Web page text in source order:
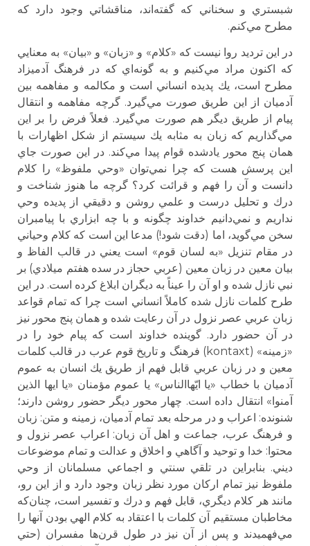
شبستري و سخناني كه گفته‌اند، مناقشاتي وجود دارد كه
مطرح مي‌كنم.
در اين ترديد روا نيست كه «كلام» و «زبان» و «بيان» به معنايي
كه اكنون مراد مي‌كنيم و به گونه‌اي كه در فرهنگ آدميزاد
مطرح است، يك پديده انساني است و مكالمه و مفاهمه بين
آدميان از اين طريق صورت مي‌گيرد. گرچه مفاهمه و انتقال
پيام از طريق ديگر هم صورت مي‌گيرد. فعلاً فرض را بر اين
مي‌گذاريم كه زبان به مثابه يك سيستم از شكل اظهارات با
همان پنج محور يادشده قوام پيدا مي‌كند. در اين صورت جاي
اين پرسش هست كه چرا نمي‌توان «وحي ملفوظ» را كلام
دانست و آن را فهم و قرائت كرد؟ گرچه ما هنوز شناخت و
درك و تحليل درست و علمي روشن و دقيقي از پديده وحي
نداريم و نمي‌دانيم خداوند چگونه و با چه ابزاري با پيامبران
سخن مي‌گويد، اما (دقت شود!) مدعا اين است كه كلام وحياني
در مقام تنزيل «به لسان قوم» است يعني در قالب الفاظ و
بيان معين در زبان معين (عربي حجاز در سده هفتم ميلادي) بر
نبي نازل شده و او آن را عيناً به ديگران ابلاغ كرده است. در اين
طرح كلمات نازل شده كاملاً انساني است چرا كه تمام قواعد
زبان عربي عصر نزول در آن رعايت شده و همان پنج محور نيز
در آن حضور دارد. گوينده خداوند است كه پيام خود را در
«زمينه» (kontaxt) فرهنگ و تاريخ قوم عرب در قالب كلمات
معين و در زبان عربي قابل فهم از طريق يك انسان به عموم
آدميان با خطاب «يا ايّهاالناس» يا عموم مؤمنان «يا ايها الذين
آمنوا» انتقال داده است. چهار محور ديگر حضور روشن دارند؛
شنونده: اعراب و در مرحله بعد تمام آدميان، زمينه و متن: زبان
و فرهنگ عرب، جماعت و اهل آن زبان: اعراب عصر نزول و
محتوا: خدا و توحيد و آگاهي و اخلاق و عدالت و تمام موضوعات
ديني. بنابراين در تلقي سنتي و اجماعي مسلمانان از وحي
ملفوظ نيز تمام اركان مورد نظر زبان وجود دارد و از اين رو،
مانند هر كلام ديگري، قابل فهم و درك و تفسير است، چنان‌كه
مخاطبان مستقيم آن كلمات با اعتقاد به كلام الهي بودن آنها را
مي‌فهميدند و پس از آن نيز در طول قرن‌ها مفسران (حتي